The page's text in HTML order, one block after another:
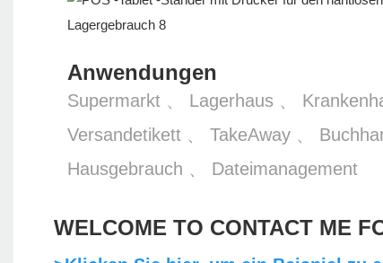
Anwendungen
Supermarkt 、 Lagerhaus 、
Versandetikett 、 TakeAway 、
Hausgebrauch 、 Dateimanagement
WELCOME TO CONTACT ME